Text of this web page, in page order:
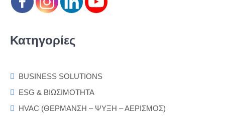
Κατηγορίες
BUSINESS SOLUTIONS
ESG & ΒΙΩΣΙΜΟΤΗΤΑ
HVAC (ΘΕΡΜΑΝΣΗ – ΨΥΞΗ – ΑΕΡΙΣΜΟΣ)